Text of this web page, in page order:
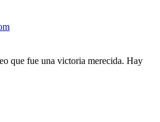
que fue una victoria merecida. Hay